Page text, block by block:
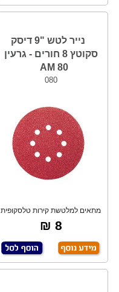
נייר לטש "9 דיסק
סקוטץ 8 חורים - גרעין
80 AM
080
מתאים למלטשת קירות טלסקופית
עגולה בקוטר
8 ₪